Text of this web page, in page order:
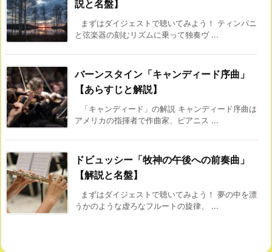
説と名盤】
まずはダイジェストで聴いてみよう！ ティンパニ
と弦楽器の刻むリズムに乗って独奏ヴ ...
バーンスタイン「キャンディード序曲」
【あらすじと解説】
「キャンディード」の解説 キャンディード序曲は
アメリカの指揮者で作曲家、ピアニス ...
ドビュッシー「牧神の午後への前奏曲」
【解説と名盤】
まずはダイジェストで聴いてみよう！ 夢の中を漂
うかのような虚ろなフルートの旋律、 ...